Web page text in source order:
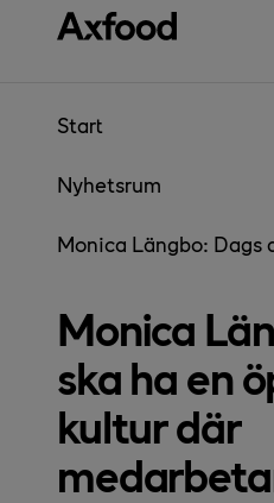
Gå direkt till innehåll
Start
Nyhetsrum
Monica Längbo: Dags
Monica
ska ha en
kultur där